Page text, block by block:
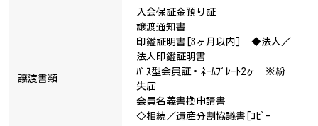
譲渡書類
入会保証金預り証
譲渡通知書
印鑑証明書[3ヶ月以内] ◆法人／
法人印鑑証明書
ﾊﾟｽ型会員証・ﾈｰﾑﾌﾟﾚｰﾄ2ヶ ※紛
失届
会員名義書換申請書
◇相続／遺産分割協議書[ｺﾋﾟｰ